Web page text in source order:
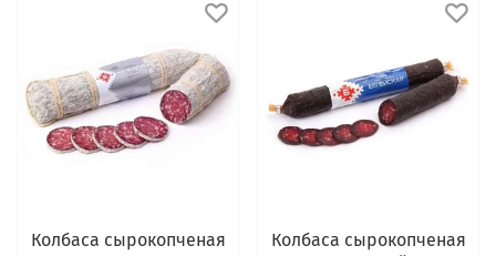
Колбаса сырокопченая
Колбаса сырокопченая